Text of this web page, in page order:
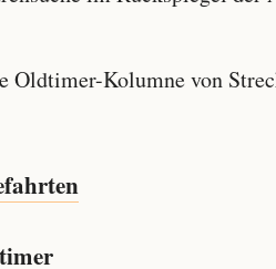
Oldtimer-Kolumne von